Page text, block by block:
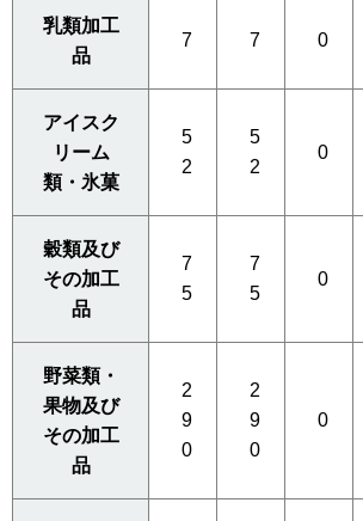
乳類加工
品
7 7 0
アイスク
リーム
類・氷菓
5
2
5
2
0
穀類及び
その加工
品
7
5
7
5
0
野菜類・
果物及び
その加工
品
2
9
0
2
9
0
0